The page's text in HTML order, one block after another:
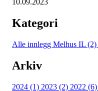
10.09.2023
Kategori
Alle innlegg Melhus IL (2)
Arkiv
2024 (1) 2023 (2) 2022 (6)